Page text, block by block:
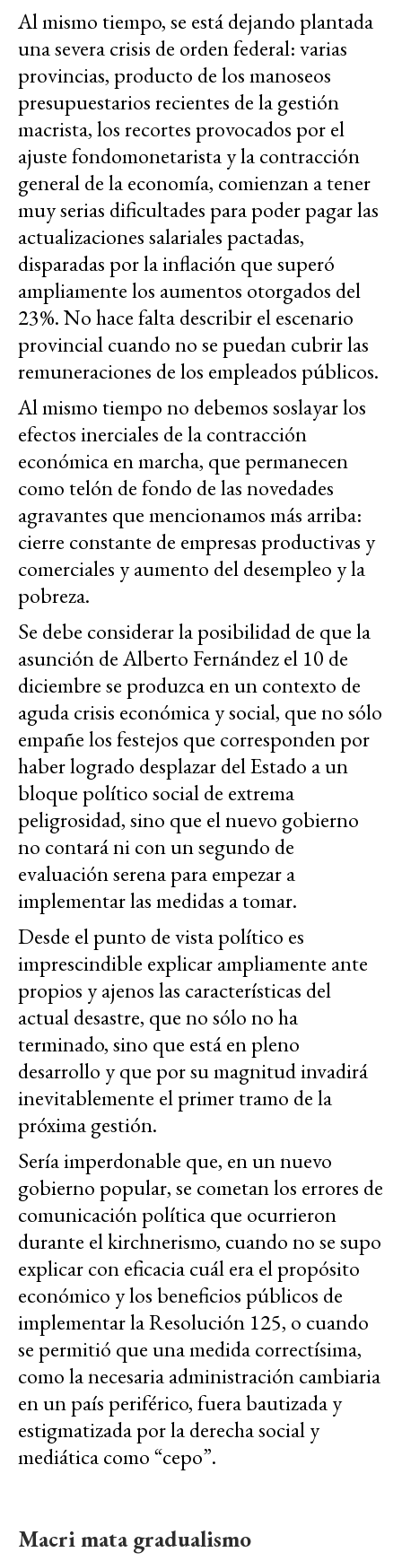
Al mismo tiempo, se está dejando plantada
una severa crisis de orden federal: varias
provincias, producto de los manoseos
presupuestarios recientes de la gestión
macrista, los recortes provocados por el
ajuste fondomonetarista y la contracción
general de la economía, comienzan a tener
muy serias dificultades para poder pagar las
actualizaciones salariales pactadas,
disparadas por la inflación que superó
ampliamente los aumentos otorgados del
23%. No hace falta describir el escenario
provincial cuando no se puedan cubrir las
remuneraciones de los empleados públicos.
Al mismo tiempo no debemos soslayar los
efectos inerciales de la contracción
económica en marcha, que permanecen
como telón de fondo de las novedades
agravantes que mencionamos más arriba:
cierre constante de empresas productivas y
comerciales y aumento del desempleo y la
pobreza.
Se debe considerar la posibilidad de que la
asunción de Alberto Fernández el 10 de
diciembre se produzca en un contexto de
aguda crisis económica y social, que no sólo
empañe los festejos que corresponden por
haber logrado desplazar del Estado a un
bloque político social de extrema
peligrosidad, sino que el nuevo gobierno
no contará ni con un segundo de
evaluación serena para empezar a
implementar las medidas a tomar.
Desde el punto de vista político es
imprescindible explicar ampliamente ante
propios y ajenos las características del
actual desastre, que no sólo no ha
terminado, sino que está en pleno
desarrollo y que por su magnitud invadirá
inevitablemente el primer tramo de la
próxima gestión.
Sería imperdonable que, en un nuevo
gobierno popular, se cometan los errores de
comunicación política que ocurrieron
durante el kirchnerismo, cuando no se supo
explicar con eficacia cuál era el propósito
económico y los beneficios públicos de
implementar la Resolución 125, o cuando
se permitió que una medida correctísima,
como la necesaria administración cambiaria
en un país periférico, fuera bautizada y
estigmatizada por la derecha social y
mediática como “cepo”.
Macri mata gradualismo